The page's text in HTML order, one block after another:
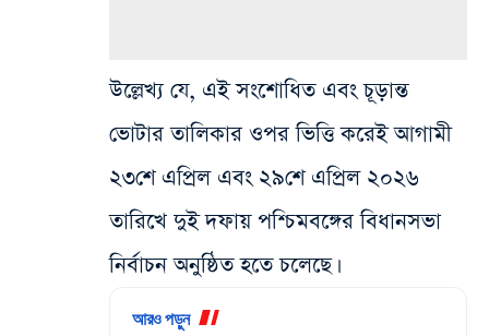
উল্লেখ্য যে, এই সংশোধিত এবং চূড়ান্ত
ভোটার তালিকার ওপর ভিত্তি করেই আগামী
২৩শে এপ্রিল এবং ২৯শে এপ্রিল ২০২৬
তারিখে দুই দফায় পশ্চিমবঙ্গের বিধানসভা
নির্বাচন অনুষ্ঠিত হতে চলেছে।
আরও পড়ুন